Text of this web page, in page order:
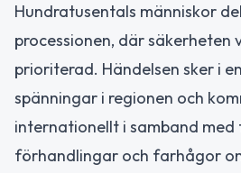
Hundratusentals människor
processionen, där säkerheten
prioriterad. Händelsen sker i
spänningar i regionen och
internationellt i samband med
förhandlingar och farhågor